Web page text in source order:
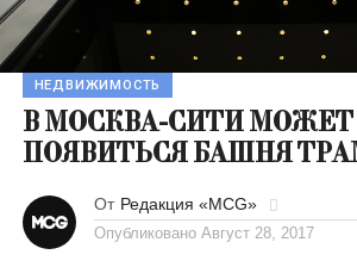
НЕДВИЖИМОСТЬ
В МОСКВА-СИТИ МОЖЕТ
ПОЯВИТЬСЯ БАШНЯ
От Редакция «MCG»
Опубликовано Август 28, 2017